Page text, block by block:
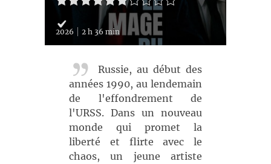
2026 2 h 36 min
Russie, au début des
années 1990, au lendemain
de l'effondrement de
l'URSS. Dans un nouveau
monde qui promet la
liberté et flirte avec le
chaos, un jeune artiste